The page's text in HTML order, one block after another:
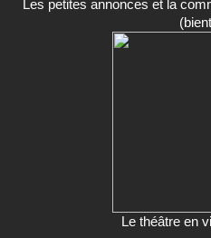
Les petites annonces et la
Le théâtre en